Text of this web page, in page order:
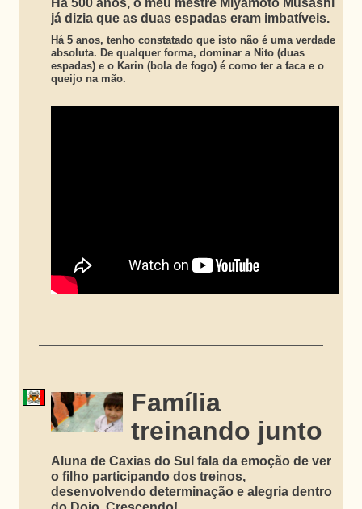
Há 500 anos, o meu mestre Miyamoto Musashi
já dizia que as duas espadas eram imbatíveis.
Há 5 anos, tenho constatado que isto não é uma verdade
absoluta. De qualquer forma, dominar a Nito (duas
espadas) e o Karin (bola de fogo) é como ter a faca e o
queijo na mão.
Família
treinando junto
Aluna de Caxias do Sul fala da emoção de ver
o filho participando dos treinos,
desenvolvendo determinação e alegria dentro